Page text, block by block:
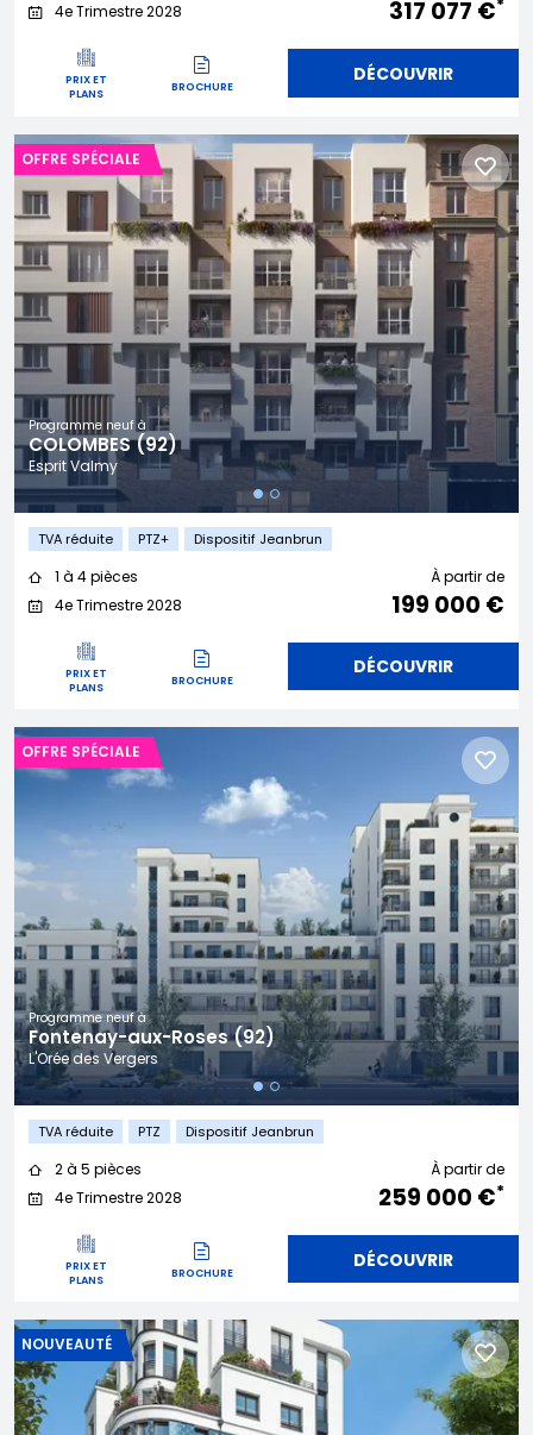
4e Trimestre 2028 317 077 €*
PRIX ET
PLANS
BROCHURE
DÉCOUVRIR
Programme neuf à
COLOMBES (92)
Esprit Valmy
OFFRE SPÉCIALE
TVA réduite PTZ+ Dispositif Jeanbrun
1 à 4 pièces
4e Trimestre 2028
À partir de
199 000 €
PRIX ET
PLANS
BROCHURE
DÉCOUVRIR
Programme neuf à
Fontenay-aux-Roses (92)
L'Orée des Vergers
OFFRE SPÉCIALE
TVA réduite PTZ Dispositif Jeanbrun
2 à 5 pièces
4e Trimestre 2028
À partir de
259 000 €*
PRIX ET
PLANS
BROCHURE
DÉCOUVRIR
NOUVEAUTÉ